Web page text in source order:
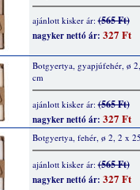
ajánlott kisker ár:(565 Ft)
nagyker nettó ár: 327 Ft
Botgyertya, gyapjúfehér, ø
cm
ajánlott kisker ár:(565 Ft)
nagyker nettó ár: 327 Ft
Botgyertya, fehér, ø 2, 2 x
ajánlott kisker ár:(565 Ft)
nagyker nettó ár: 327 Ft